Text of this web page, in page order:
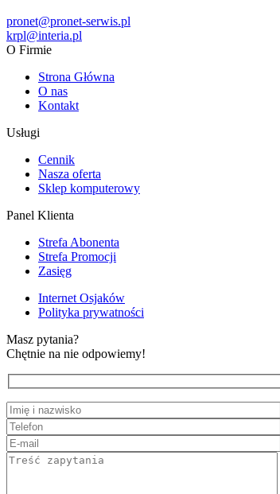
pronet@pronet-serwis.pl
krpl@interia.pl
O Firmie
Strona Główna
O nas
Kontakt
Usługi
Cennik
Nasza oferta
Sklep komputerowy
Panel Klienta
Strefa Abonenta
Strefa Promocji
Zasięg
Internet Osjaków
Polityka prywatności
Masz pytania?
Chętnie na nie odpowiemy!